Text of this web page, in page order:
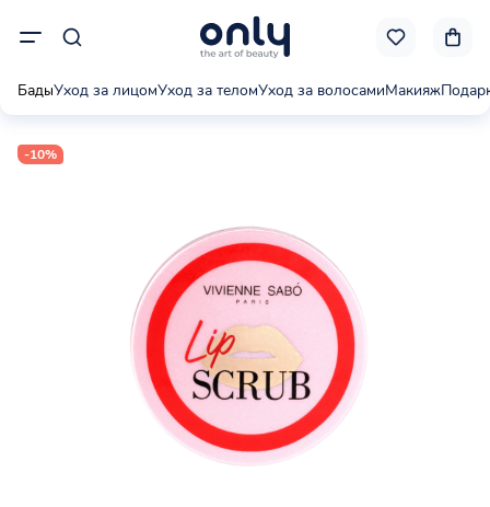
БадыУход за лицомУход за теломУход за волосамиМакияж
-10%